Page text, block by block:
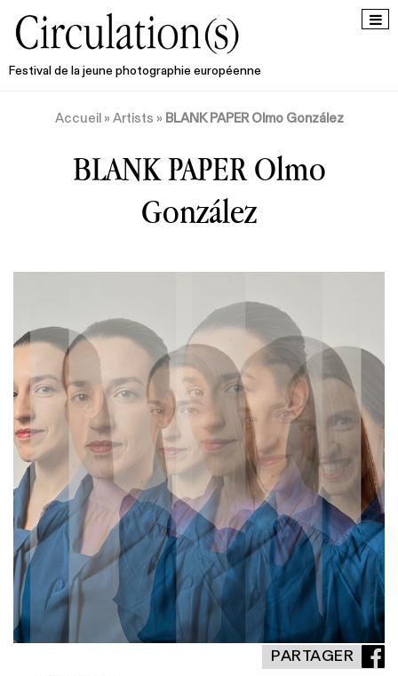
Festival de la jeune photographie européenne
Accueil » Artists » BLANK PAPER Olmo González
BLANK PAPER Olmo
González
PARTAGER